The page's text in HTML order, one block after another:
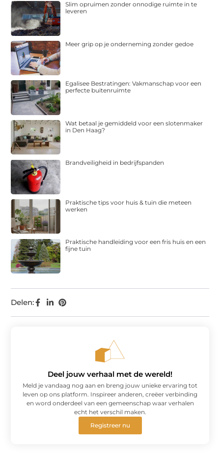
Delen:
Slim opruimen zonder onnodige ruimte in te
leveren
Meer grip op je onderneming zonder gedoe
Egalisee Bestratingen: Vakmanschap voor een
perfecte buitenruimte
Wat betaal je gemiddeld voor een slotenmaker
in Den Haag?
Brandveiligheid in bedrijfspanden
Praktische tips voor huis & tuin die meteen
werken
Praktische handleiding voor een fris huis en een
fijne tuin
Deel jouw verhaal met de wereld!
Meld je vandaag nog aan en breng jouw unieke ervaring tot
leven op ons platform. Inspireer anderen, creëer verbinding
en word onderdeel van een gemeenschap waar verhalen
echt het verschil maken.
Registreer nu